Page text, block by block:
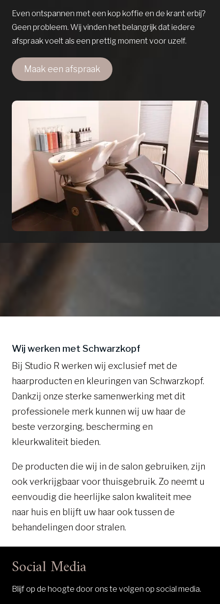
Even ontspannen met een kop koffie en de krant erbij?
Geen probleem. Wij vinden het belangrijk dat iedere
afspraak voelt als een prettig moment voor uzelf.
Maak een afspraak
Wij werken met Schwarzkopf
Bij Studio R werken wij exclusief met de
haarproducten en kleuringen van Schwarzkopf.
Dankzij onze sterke samenwerking met dit
professionele merk kunnen wij uw haar de
beste verzorging, bescherming en
kleurkwaliteit bieden.
De producten die wij in de salon gebruiken, zijn
ook verkrijgbaar voor thuisgebruik. Zo neemt u
eenvoudig die heerlijke salon kwaliteit mee
naar huis en blijft uw haar ook tussen de
behandelingen door stralen.
Social Media
Blijf op de hoogte door ons te volgen op social media.